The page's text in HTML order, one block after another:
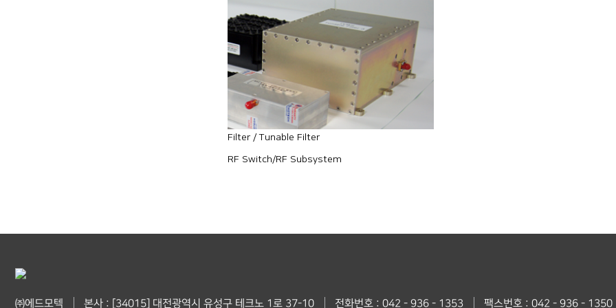
Filter / Tunable Filter
RF Switch/RF Subsystem
㈜에드모텍 본사 : [34015] 대전광역시 유성구 테크노 1로 37-10 전화번호 : 042 - 936 - 1353 팩스번호 : 042 - 936 - 1350